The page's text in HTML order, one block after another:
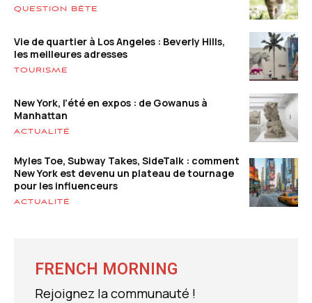
QUESTION BÊTE
Vie de quartier à Los Angeles : Beverly Hills,
les meilleures adresses
TOURISME
New York, l’été en expos : de Gowanus à
Manhattan
ACTUALITÉ
Myles Toe, Subway Takes, SideTalk : comment
New York est devenu un plateau de tournage
pour les influenceurs
ACTUALITÉ
FRENCH MORNING
Rejoignez la communauté !